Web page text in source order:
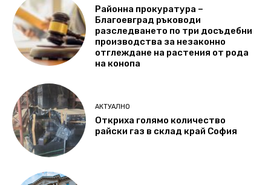
Районна прокуратура –
Благоевград ръководи
разследването по три досъдебни
производства за незаконно
отглеждане на растения от рода
на конопа
АКТУАЛНО
Откриха голямо количество
райски газ в склад край София